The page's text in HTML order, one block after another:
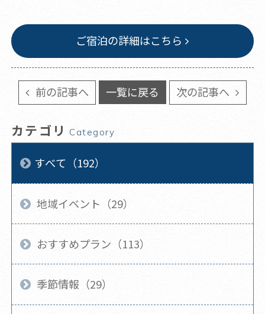
ご宿泊の詳細はこちら
前の記事へ 一覧に戻る 次の記事へ
カテゴリ Category
すべて（192）
地域イベント（29）
おすすめプラン（113）
季節情報（29）